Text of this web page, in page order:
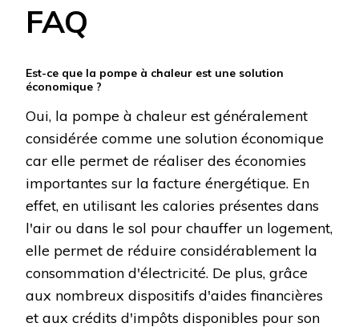
FAQ
Est-ce que la pompe à chaleur est une solution
économique ?
Oui, la pompe à chaleur est généralement
considérée comme une solution économique
car elle permet de réaliser des économies
importantes sur la facture énergétique. En
effet, en utilisant les calories présentes dans
l'air ou dans le sol pour chauffer un logement,
elle permet de réduire considérablement la
consommation d'électricité. De plus, grâce
aux nombreux dispositifs d'aides financières
et aux crédits d'impôts disponibles pour son